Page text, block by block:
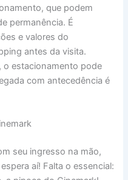
que podem
permanência. É
e valores do
antes da visita.
o estacionamento pode
com antecedência é
seu ingresso na mão,
aí! Falta o essencial: